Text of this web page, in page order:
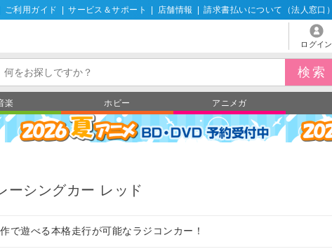
ご利用ガイド サービス＆サポート 店舗情報 請求書払いについて（法人窓口）
ログイン
楽 ホビー アニメガ
ーシングカー レッド
で遊べる本格走行が可能なラジコンカー！